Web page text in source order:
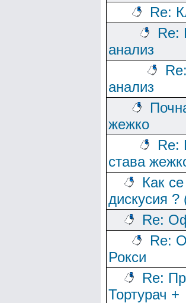
Re:
Re:
анализ
анализ
жежко
Re:
става
Как
дискусия ?
Re:
Re:
Рокси
Re:
Тортурач +